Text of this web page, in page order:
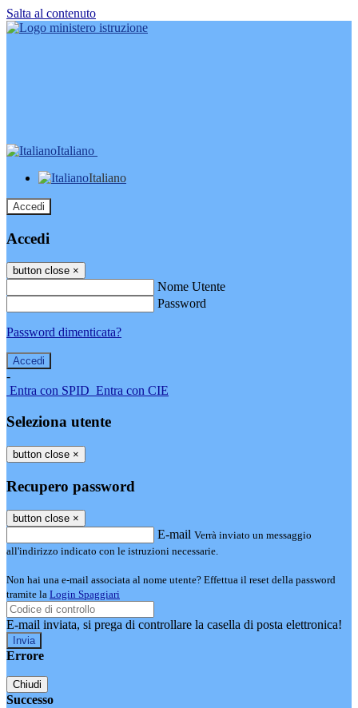
Salta al contenuto
Italiano
Italiano
Accedi
Accedi
button close ×
Nome Utente
Password
Password dimenticata?
-
Entra con SPID Entra con CIE
Seleziona utente
button close ×
Recupero password
button close ×
E-mail Verrà inviato un messaggio
all'indirizzo indicato con le istruzioni necessarie.
Non hai una e-mail associata al nome utente? Effettua il reset della password
tramite la Login Spaggiari
E-mail inviata, si prega di controllare la casella di posta elettronica!
Errore
Chiudi
Successo